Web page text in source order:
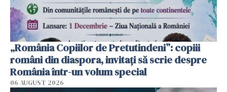
„România Copiilor de Pretutindeni”: copiii
români din diaspora, invitați să scrie despre
România într-un volum special
06 AUGUST 2026